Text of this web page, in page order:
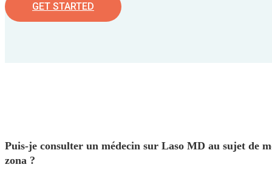
GET STARTED
Puis-je consulter un médecin sur Laso MD au sujet de
zona ?